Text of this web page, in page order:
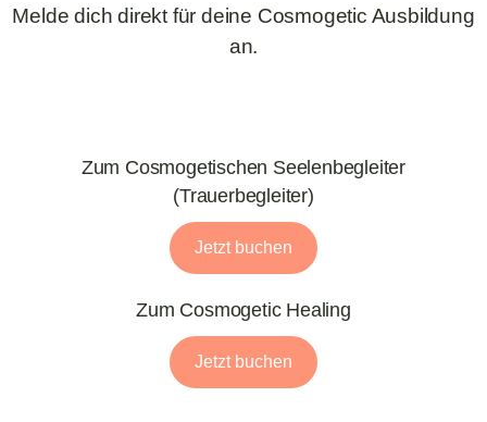
Melde dich direkt für deine Cosmogetic Ausbildung
an.
Zum Cosmogetischen Seelenbegleiter
(Trauerbegleiter)
Jetzt buchen
Zum Cosmogetic Healing
Jetzt buchen